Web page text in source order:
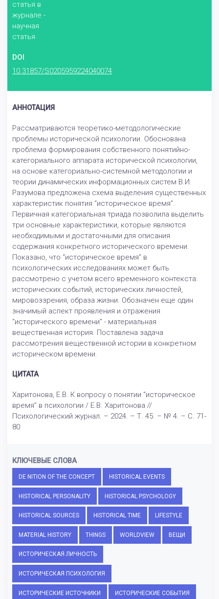
статья в
журнале -
научная
статья
DOI
10.31857/S0205959224040074
АННОТАЦИЯ
Рассматриваются теоретико-методологические
проблемы исторической психологии. Обоснована
проблема формирования собственного понятийно-
категориального аппарата исторической психологии,
на основе категориально-системной методологии и
теории динамических информационных систем В.И.
Разумова предложена схема выделения существенных
характеристик понятия “историческое время”.
Первичная категориальная триада позволила выделить
три основные характеристики, которые являются
необходимыми и достаточными для описания
содержания конкретного исторического времени.
Показано, что “историческое время” в
психологических исследованиях может быть
рассмотрено с учетом всего временного контекста:
исторических событий, исторических личностей,
мировоззрения, образа жизни. Обозначен еще один
значимый аспект проявления и отражения
“исторического времени” - материальная
вещественная история. Поставлена задача
рассмотрения вещественной истории в конкретном
историческом времени.
ЦИТАТА
Харитонова, Е.В. К вопросу о понятии “историческое
время” в психологии / Е.В. Харитонова //
Психологический журнал. – 2024. – Т. 45. – № 4. – С. 71-
80
КЛЮЧЕВЫЕ СЛОВА
DE NITION OF THE CONCEPT HISTORICAL EVENTS
HISTORICAL PERSONALITY HISTORICAL PSYCHOLOGY
HISTORICAL SOURCES HISTORICAL TIME LIFESTYLE
MATERIAL HISTORY THINGS WORLDVIEW ВЕЩИ
ИСТОРИЧЕСКАЯ ЛИЧНОСТЬ
ИСТОРИЧЕСКАЯ ПСИХОЛОГИЯ
ИСТОРИЧЕСКИЕ ИСТОЧНИКИ ИСТОРИЧЕСКИЕ СОБЫТИЯ